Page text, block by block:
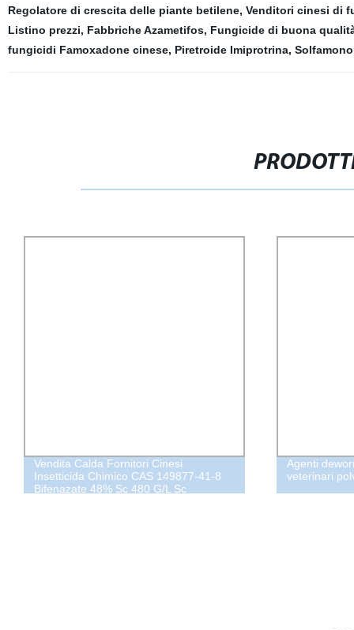
Regolatore di crescita delle piante betilene, Venditori cinesi di
Listino prezzi, Fabbriche Azametifos, Fungicide di buona
fungicidi Famoxadone cinese, Piretroide Imiprotrina,
Vendita Calda Fornitori Cinesi
Insetticida Chimico CAS 149877-41-8
Bifenazate 48% Sc 480 G/L Sc
Agenti
veterinari